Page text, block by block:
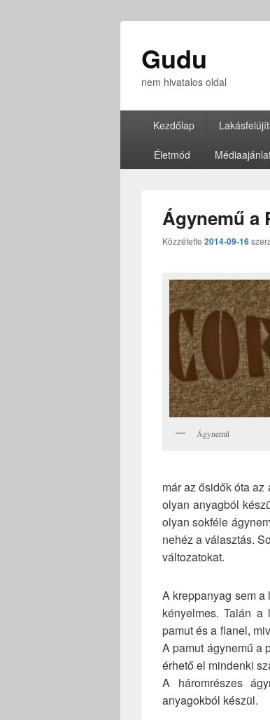
Gudu
nem hivatalos oldal
Kezdőlap
Életmód
Ágynemű a
Közzétette 2014-09-16
Ágynemű
már az ősidők óta
olyan anyagból
olyan sokféle
nehéz a választás.
változatokat.
A kreppanyag sem
kényelmes. Talán a
pamut és a flanel,
A pamut ágynemű a
érhető el mindenki
A háromrészes
anyagokból készül.